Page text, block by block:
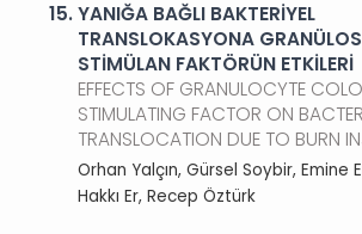
15.YANIĞA BAĞLI BAKTERİYEL
TRANSLOKASYONA
STİMÜLAN FAKTÖRÜN ETKİLERİ
EFFECTS OF GRANULOCYTE
STIMULATING FACTOR ON
TRANSLOCATION DUE TO BURN
Orhan Yalçın, Gürsel Soybir, Emine
Hakkı Er, Recep Öztürk